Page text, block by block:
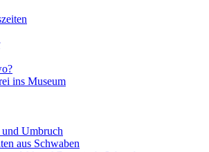
ins Museum
Umbruch
aus Schwaben